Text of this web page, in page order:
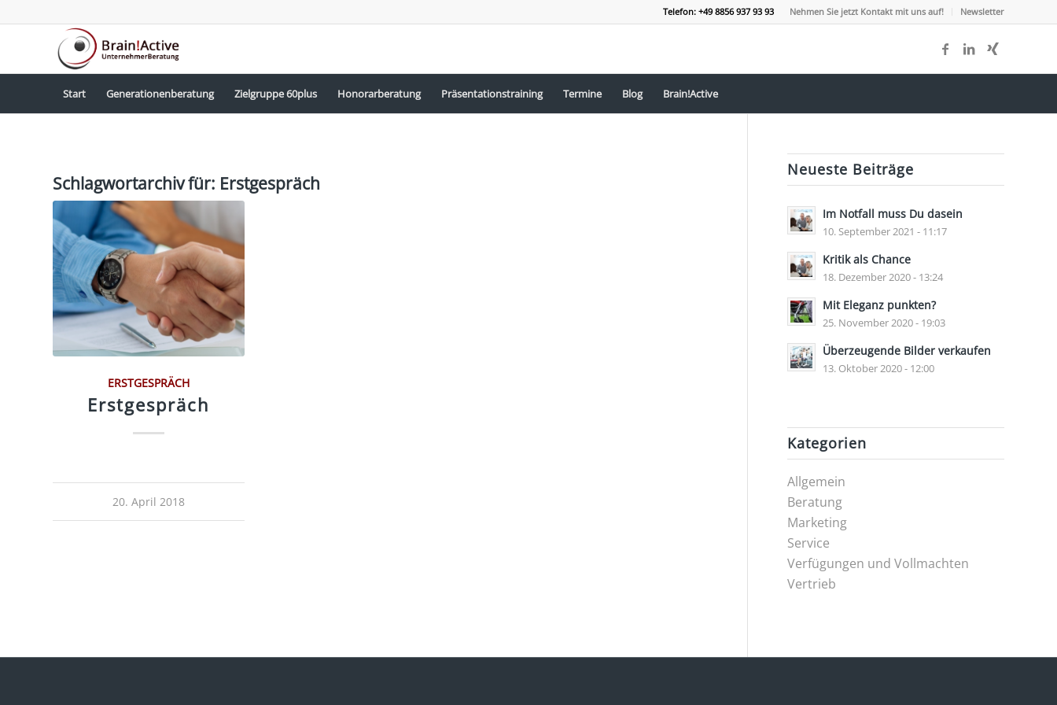
Nehmen Sie jetzt Kontakt mit uns auf! Newsletter
Telefon: +49 8856 937 93 93
Start Generationenberatung Zielgruppe 60plus Honorarberatung Präsentationstraining Termine Blog Brain!Active
Schlagwortarchiv für: Erstgespräch
ERSTGESPRÄCH
Erstgespräch
20. April 2018
Neueste Beiträge
Im Notfall muss Du dasein
10. September 2021 - 11:17
Kritik als Chance
18. Dezember 2020 - 13:24
Mit Eleganz punkten?
25. November 2020 - 19:03
Überzeugende Bilder verkaufen
13. Oktober 2020 - 12:00
Kategorien
Allgemein
Beratung
Marketing
Service
Verfügungen und Vollmachten
Vertrieb